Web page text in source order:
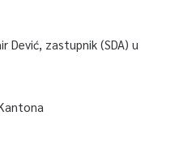
Dević, zastupnik (SDA) u